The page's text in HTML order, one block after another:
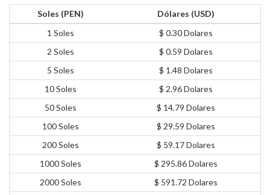
Soles (PEN)
Dólares (USD)
1 Soles
$ 0.30 Dolares
2 Soles
$ 0.59 Dolares
5 Soles
$ 1.48 Dolares
10 Soles
$ 2.96 Dolares
50 Soles
$ 14.79 Dolares
100 Soles
$ 29.59 Dolares
200 Soles
$ 59.17 Dolares
1000 Soles
$ 295.86 Dolares
2000 Soles
$ 591.72 Dolares